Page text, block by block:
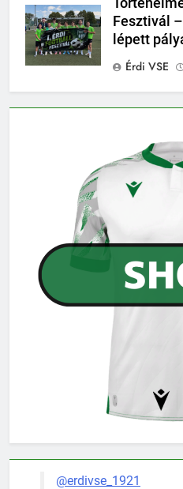
Fesztivál
lépett
Érdi VSE
@erdivse_1921